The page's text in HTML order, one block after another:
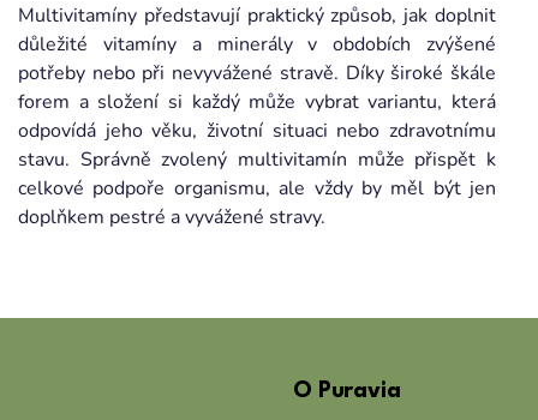
Multivitamíny představují praktický způsob, jak doplnit
důležité vitamíny a minerály v obdobích zvýšené
potřeby nebo při nevyvážené stravě. Díky široké škále
forem a složení si každý může vybrat variantu, která
odpovídá jeho věku, životní situaci nebo zdravotnímu
stavu. Správně zvolený multivitamín může přispět k
celkové podpoře organismu, ale vždy by měl být jen
doplňkem pestré a vyvážené stravy.
O Puravia